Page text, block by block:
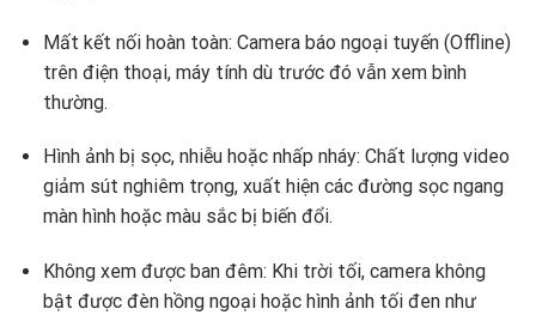
Mất kết nối hoàn toàn: Camera báo ngoại tuyến (Offline)
trên điện thoại, máy tính dù trước đó vẫn xem bình
thường.
Hình ảnh bị sọc, nhiễu hoặc nhấp nháy: Chất lượng video
giảm sút nghiêm trọng, xuất hiện các đường sọc ngang
màn hình hoặc màu sắc bị biến đổi.
Không xem được ban đêm: Khi trời tối, camera không
bật được đèn hồng ngoại hoặc hình ảnh tối đen như